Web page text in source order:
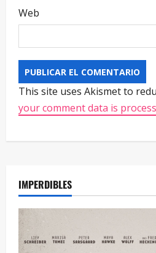
Web
This site uses Akismet to
your comment data is
IMPERDIBLES